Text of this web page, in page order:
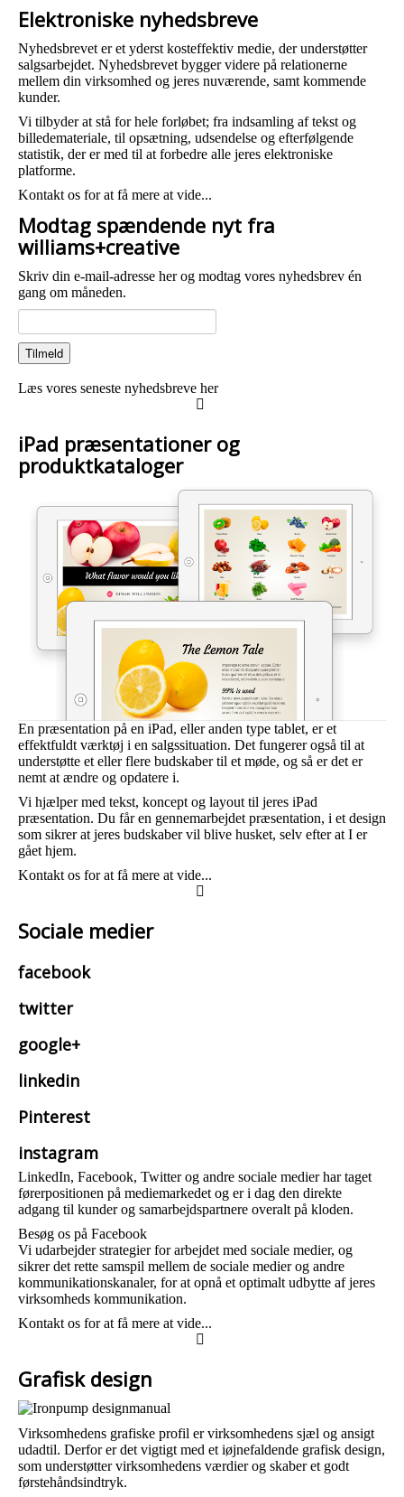
Elektroniske nyhedsbreve
Nyhedsbrevet er et yderst kosteffektiv medie, der understøtter
salgsarbejdet. Nyhedsbrevet bygger videre på relationerne
mellem din virksomhed og jeres nuværende, samt kommende
kunder.
Vi tilbyder at stå for hele forløbet; fra indsamling af tekst og
billedemateriale, til opsætning, udsendelse og efterfølgende
statistik, der er med til at forbedre alle jeres elektroniske
platforme.
Kontakt os for at få mere at vide...
Modtag spændende nyt fra
williams+creative
Skriv din e-mail-adresse her og modtag vores nyhedsbrev én
gang om måneden.
Læs vores seneste nyhedsbreve her
iPad præsentationer og
produktkataloger
En præsentation på en iPad, eller anden type tablet, er et
effektfuldt værktøj i en salgssituation. Det fungerer også til at
understøtte et eller flere budskaber til et møde, og så er det er
nemt at ændre og opdatere i.
Vi hjælper med tekst, koncept og layout til jeres iPad
præsentation. Du får en gennemarbejdet præsentation, i et design
som sikrer at jeres budskaber vil blive husket, selv efter at I er
gået hjem.
Kontakt os for at få mere at vide...
Sociale medier
facebook
twitter
google+
linkedin
Pinterest
instagram
LinkedIn, Facebook, Twitter og andre sociale medier har taget
førerpositionen på mediemarkedet og er i dag den direkte
adgang til kunder og samarbejdspartnere overalt på kloden.
Besøg os på Facebook
Vi udarbejder strategier for arbejdet med sociale medier, og
sikrer det rette samspil mellem de sociale medier og andre
kommunikationskanaler, for at opnå et optimalt udbytte af jeres
virksomheds kommunikation.
Kontakt os for at få mere at vide...
Grafisk design
Virksomhedens grafiske profil er virksomhedens sjæl og ansigt
udadtil. Derfor er det vigtigt med et iøjnefaldende grafisk design,
som understøtter virksomhedens værdier og skaber et godt
førstehåndsindtryk.